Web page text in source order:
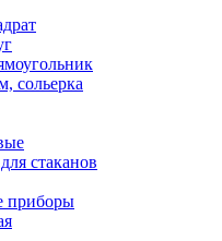
сольерка
стаканов
приборы